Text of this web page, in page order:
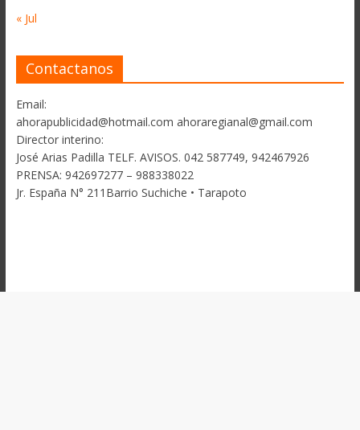
« Jul
Contactanos
Email:
ahorapublicidad@hotmail.com ahoraregianal@gmail.com
Director interino:
José Arias Padilla TELF. AVISOS. 042 587749, 942467926
PRENSA: 942697277 – 988338022
Jr. España N° 211Barrio Suchiche • Tarapoto